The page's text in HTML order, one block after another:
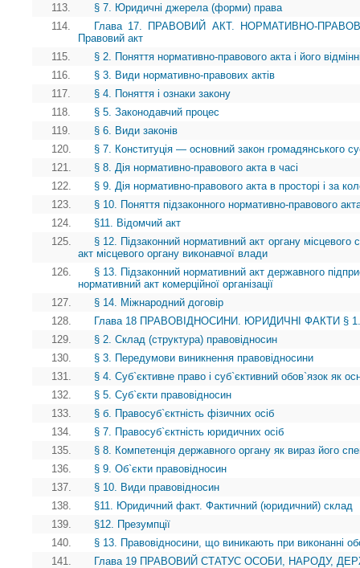
113.
§ 7. Юридичні джерела (форми) права
114.
Глава 17. ПРАВОВИЙ АКТ. НОРМАТИВНО-
Правовий акт
115.
§ 2. Поняття нормативно-правового акта і його
116.
§ 3. Види нормативно-правових актів
117.
§ 4. Поняття і ознаки закону
118.
§ 5. Законодавчий процес
119.
§ 6. Види законів
120.
§ 7. Конституція — основний закон громадянського
121.
§ 8. Дія нормативно-правового акта в часі
122.
§ 9. Дія нормативно-правового акта в просторі і за
123.
§ 10. Поняття підзаконного нормативно-правового
124.
§11. Відомчий акт
125.
§ 12. Підзаконний нормативний акт органу
акт місцевого органу виконавчої влади
126.
§ 13. Підзаконний нормативний акт державного
нормативний акт комерційної організації
127.
§ 14. Міжнародний договір
128.
Глава 18 ПРАВОВІДНОСИНИ. ЮРИДИЧНІ ФАКТИ § 1.
129.
§ 2. Склад (структура) правовідносин
130.
§ 3. Передумови виникнення правовідносини
131.
§ 4. Суб`єктивне право і суб`єктивний обов`язок як
132.
§ 5. Суб`єкти правовідносин
133.
§ б. Правосуб`єктність фізичних осіб
134.
§ 7. Правосуб`єктність юридичних осіб
135.
§ 8. Компетенція державного органу як вираз його
136.
§ 9. Об`єкти правовідносин
137.
§ 10. Види правовідносин
138.
§11. Юридичний факт. Фактичний (юридичний) склад
139.
§12. Презумпції
140.
§ 13. Правовідносини, що виникають при виконанні
141.
Глава 19 ПРАВОВИЙ СТАТУС ОСОБИ, НАРОДУ,